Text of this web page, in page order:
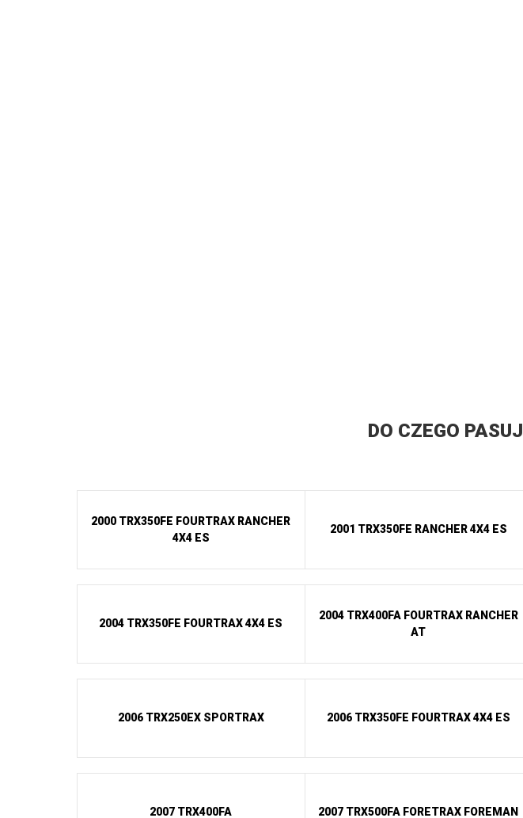
DO CZEGO
2000 TRX350FE FOURTRAX RANCHER
4X4 ES
2001 TRX350FE RANCHER 4X4 ES
2004 TRX350FE FOURTRAX 4X4 ES
2004 TRX400FA FOURTRAX RANCHER
AT
2006 TRX250EX SPORTRAX 2006 TRX350FE FOURTRAX 4X4 ES
2007 TRX400FA 2007 TRX500FA FORETRAX FOREMAN